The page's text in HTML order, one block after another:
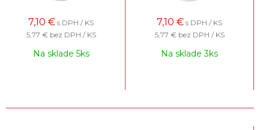
7,10 € s DPH / KS
5,77 € bez DPH / KS
Na sklade 5ks
7,10 € s DPH / KS
5,77 € bez DPH / KS
Na sklade 3ks